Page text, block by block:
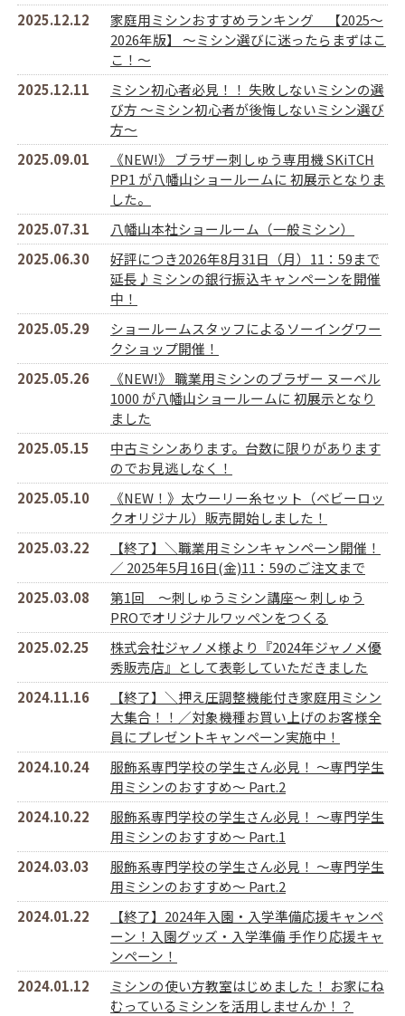
2025.12.12
家庭用ミシンおすすめランキング 【2025～
2026年版】 ～ミシン選びに迷ったらまずはこ
こ！～
2025.12.11
ミシン初心者必見！！ 失敗しないミシンの選
び方 ～ミシン初心者が後悔しないミシン選び
方～
2025.09.01
《NEW!》 ブラザー刺しゅう専用機 SKiTCH
PP1 が八幡山ショールームに 初展示となりま
した。
2025.07.31
八幡山本社ショールーム（一般ミシン）
2025.06.30
好評につき2026年8月31日（月）11：59まで
延長♪ミシンの銀行振込キャンペーンを開催
中！
2025.05.29
ショールームスタッフによるソーイングワー
クショップ開催！
2025.05.26
《NEW!》 職業用ミシンのブラザー ヌーベル
1000 が八幡山ショールームに 初展示となり
ました
2025.05.15
中古ミシンあります。台数に限りがあります
のでお見逃しなく！
2025.05.10
《NEW！》太ウーリー糸セット（ベビーロッ
クオリジナル）販売開始しました！
2025.03.22
【終了】＼職業用ミシンキャンペーン開催！
／ 2025年5月16日(金)11：59のご注文まで
2025.03.08
第1回 ～刺しゅうミシン講座～ 刺しゅう
PROでオリジナルワッペンをつくる
2025.02.25
株式会社ジャノメ様より『2024年ジャノメ優
秀販売店』として表彰していただきました
2024.11.16
【終了】＼押え圧調整機能付き家庭用ミシン
大集合！！／対象機種お買い上げのお客様全
員にプレゼントキャンペーン実施中！
2024.10.24
服飾系専門学校の学生さん必見！ ～専門学生
用ミシンのおすすめ～ Part.2
2024.10.22
服飾系専門学校の学生さん必見！ ～専門学生
用ミシンのおすすめ～ Part.1
2024.03.03
服飾系専門学校の学生さん必見！ ～専門学生
用ミシンのおすすめ～ Part.2
2024.01.22
【終了】2024年入園・入学準備応援キャンペ
ーン！入園グッズ・入学準備 手作り応援キャ
ンペーン！
2024.01.12
ミシンの使い方教室はじめました！ お家にね
むっているミシンを活用しませんか！？